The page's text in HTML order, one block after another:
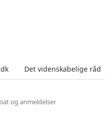
Det videnskabelige råd
og anmeldelser